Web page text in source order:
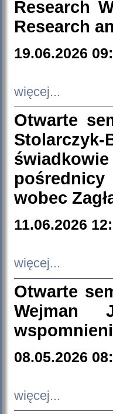
Research
Research
19.06.2026
więcej...
Otwarte
wobec
11.06.2026
więcej...
Otwarte
Wejman
08.05.2026
więcej...